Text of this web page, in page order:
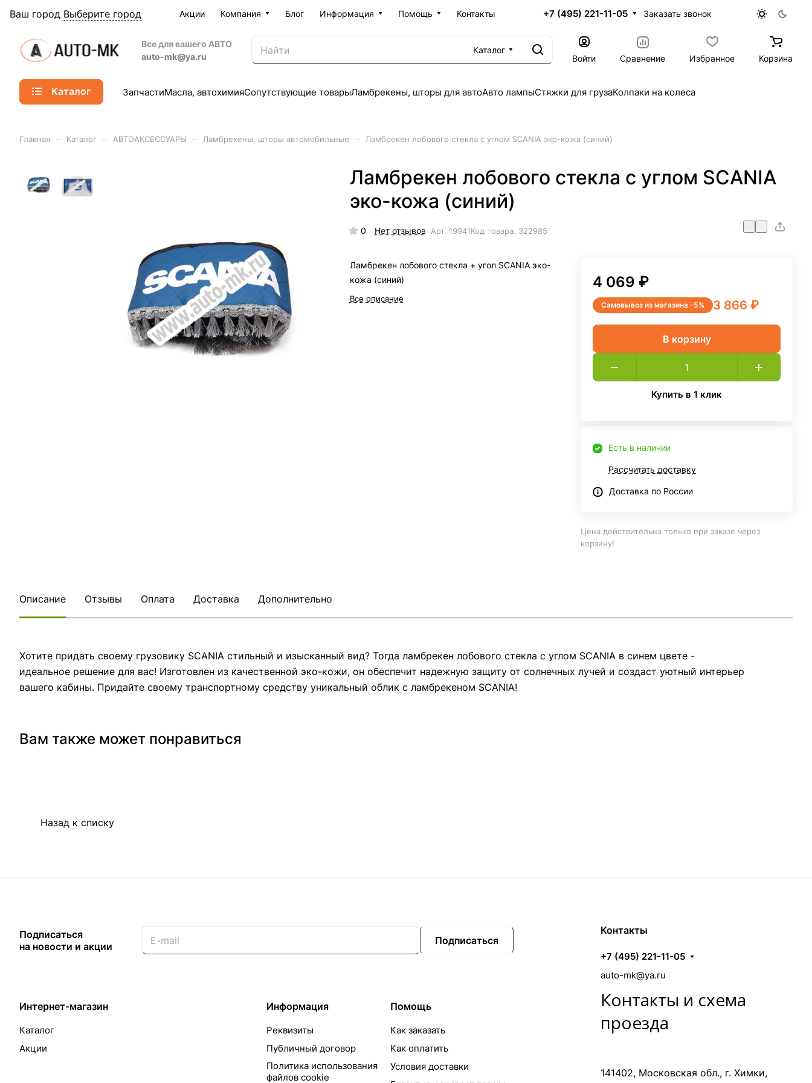
Ваш город Выберите город Акции Компания Блог Информация Помощь Контакты +7 (495) 221-11-05 Заказать звонок
Все для вашего АВТО
auto-mk@ya.ru
Каталог
Войти
Сравнение Избранное Корзина
Каталог ЗапчастиМасла, автохимияСопутствующие товарыЛамбрекены, шторы для автоАвто лампыСтяжки для грузаКолпаки на колеса
Главная Каталог АВТОАКСЕССУАРЫ Ламбрекены, шторы автомобильные Ламбрекен лобового стекла с углом SCANIA эко-кожа (синий)
Ламбрекен лобового стекла с углом SCANIA
эко-кожа (синий)
0 Нет отзывов Арт. 19941Код товара. 322985
Ламбрекен лобового стекла + угол SCANIA эко-
кожа (синий)
Все описание
4 069 ₽
Самовывоз из магазина -5% 3 866 ₽
В корзину
Купить в 1 клик
Есть в наличии
Рассчитать доставку
Доставка по России
Цена действительна только при заказе через
корзину!
Описание Отзывы Оплата Доставка Дополнительно
Хотите придать своему грузовику SCANIA стильный и изысканный вид? Тогда ламбрекен лобового стекла с углом SCANIA в синем цвете -
идеальное решение для вас! Изготовлен из качественной эко-кожи, он обеспечит надежную защиту от солнечных лучей и создаст уютный интерьер
вашего кабины. Придайте своему транспортному средству уникальный облик с ламбрекеном SCANIA!
Вам также может понравиться
Назад к списку
Подписаться
на новости и акции
Подписаться
Интернет-магазин
Каталог
Акции
Информация
Реквизиты
Публичный договор
Политика использования
файлов cookie
Помощь
Как заказать
Как оплатить
Условия доставки
Контакты
+7 (495) 221-11-05
auto-mk@ya.ru
Контакты и схема
проезда
141402, Московская обл., г. Химки,